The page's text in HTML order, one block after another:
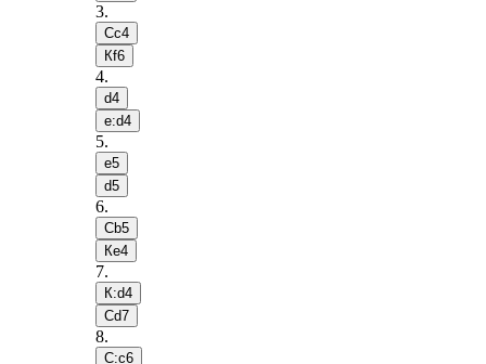
3.
Сc4
Кf6
4.
d4
e:d4
5.
e5
d5
6.
Сb5
Кe4
7.
К:d4
Сd7
8.
С:c6